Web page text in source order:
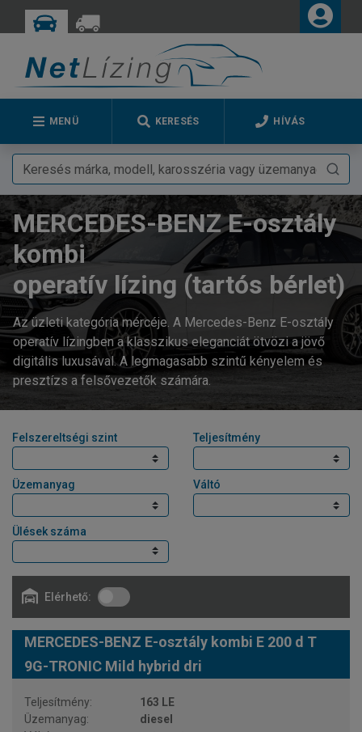
MENÜ KERESÉS HÍVÁS
MERCEDES-BENZ E-osztály
kombi
operatív lízing (tartós bérlet)
Az üzleti kategória mércéje. A Mercedes-Benz E-osztály
operatív lízingben a klasszikus eleganciát ötvözi a jövő
digitális luxusával. A legmagasabb szintű kényelem és
presztízs a felsővezetők számára.
Felszereltségi szint Teljesítmény
Üzemanyag Váltó
Ülések száma
Elérhető:
MERCEDES-BENZ E-osztály kombi E 200 d T
9G-TRONIC Mild hybrid dri
163 LE
diesel